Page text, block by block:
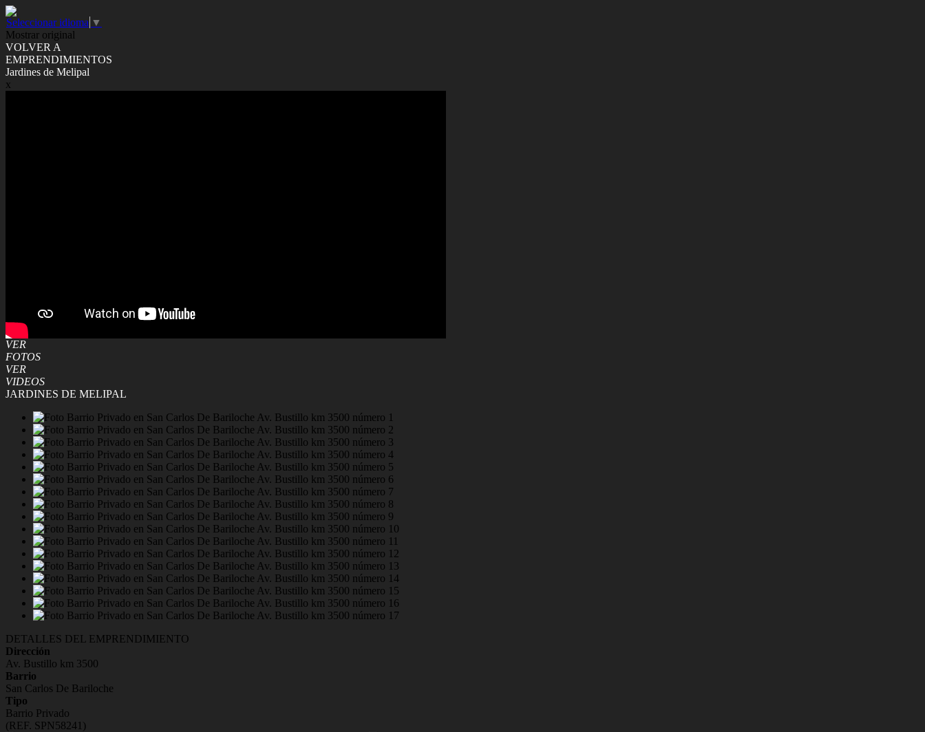
Seleccionar idioma ▼
Mostrar original
VOLVER A
EMPRENDIMIENTOS
Jardines de Melipal
x
VER
FOTOS
VER
VIDEOS
JARDINES DE MELIPAL
DETALLES DEL EMPRENDIMIENTO
Dirección
Av. Bustillo km 3500
Barrio
San Carlos De Bariloche
Tipo
Barrio Privado
(REF. SPN58241)